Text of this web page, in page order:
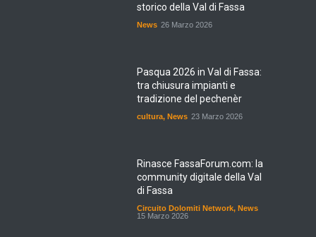
storico della Val di Fassa
News 26 Marzo 2026
Pasqua 2026 in Val di Fassa:
tra chiusura impianti e
tradizione del pechenèr
cultura, News 23 Marzo 2026
Rinasce FassaForum.com: la
community digitale della Val
di Fassa
Circuito Dolomiti Network, News
15 Marzo 2026